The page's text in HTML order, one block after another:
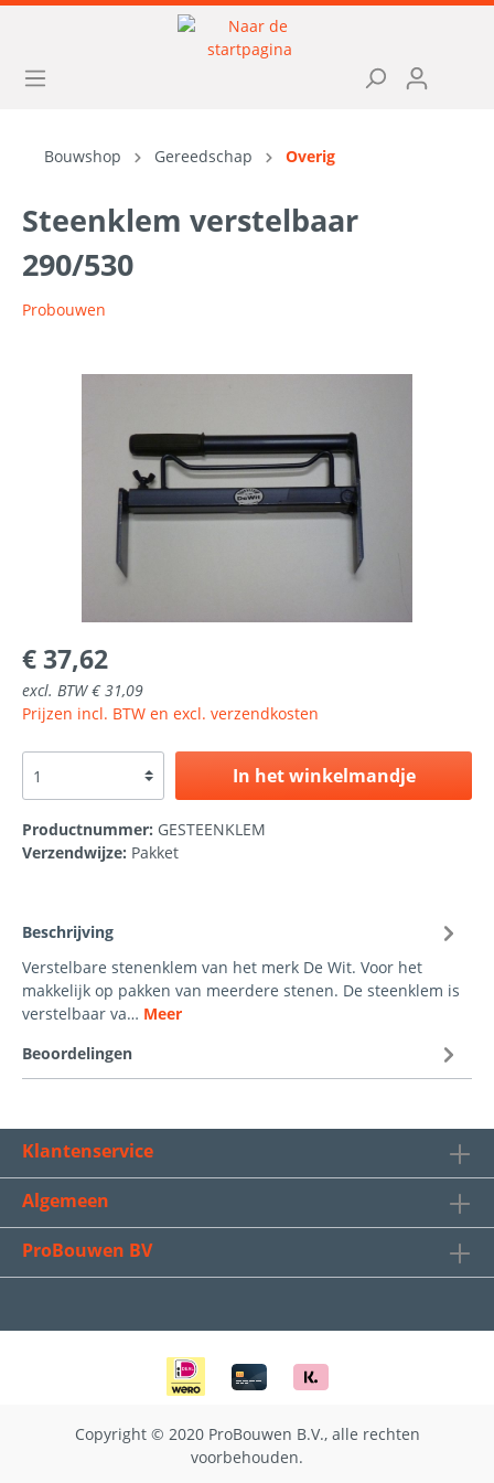
Bouwshop Gereedschap Overig
Steenklem verstelbaar
290/530
Probouwen
€ 37,62
excl. BTW € 31,09
Prijzen incl. BTW en excl. verzendkosten
In het winkelmandje
Productnummer: GESTEENKLEM
Verzendwijze: Pakket
Beschrijving
Verstelbare stenenklem van het merk De Wit. Voor het
makkelijk op pakken van meerdere stenen. De steenklem is
verstelbaar va… Meer
Beoordelingen
Klantenservice
Algemeen
ProBouwen BV
Copyright © 2020 ProBouwen B.V., alle rechten
voorbehouden.